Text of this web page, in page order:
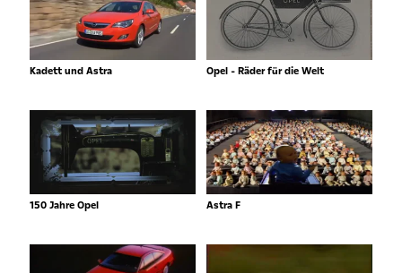
Kadett und Astra Opel - Räder für die Welt
150 Jahre Opel Astra F